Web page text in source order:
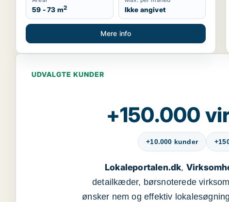
59 - 73 m2 Ikke angivet
Mere info
UDVALGTE KUNDER
+150.000
+10.000 kunder
Lokaleportalen.dk,
detailkæder, børsnoterede
ønsker nem og effektiv